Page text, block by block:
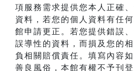
項服務需求提供您本人正確
資料，若您的個人資料有任
館申請更正。若您提供錯誤
誤導性的資料，而損及您的
負相關賠償責任。填寫內容
善良風俗，本館有權不予刊